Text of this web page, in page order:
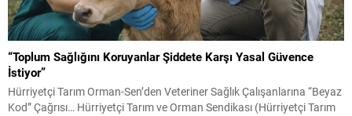
“Toplum Sağlığını Koruyanlar Şiddete Karşı Yasal Güvence
İstiyor”
Hürriyetçi Tarım Orman-Sen’den Veteriner Sağlık Çalışanlarına “Beyaz
Kod” Çağrısı… Hürriyetçi Tarım ve Orman Sendikası (Hürriyetçi Tarım